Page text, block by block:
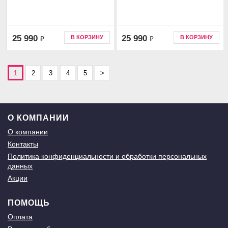
25 990 ₽ В КОРЗИНУ 25 990 ₽ В КОРЗИНУ
1 2 3 4 5 >
О КОМПАНИИ
О компании
Контакты
Политика конфиденциальности и обработки персональных
данных
Акции
ПОМОЩЬ
Оплата